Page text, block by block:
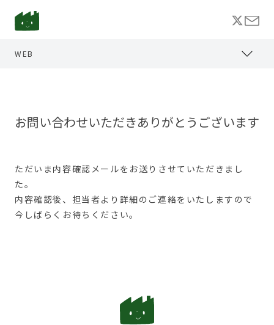
WEB
ブログ
お問い合わせいただきありがとうございます
ただいま内容確認メールをお送りさせていただきまし
た。
内容確認後、担当者より詳細のご連絡をいたしますので
今しばらくお待ちください。